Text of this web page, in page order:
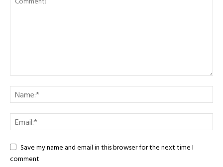
Save my name and email in this browser for the next time I
comment